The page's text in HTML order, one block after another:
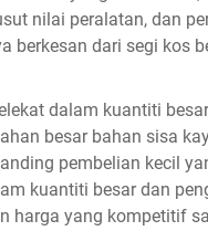
nilai peralatan, dan
berkesan dari segi kos
dalam kuantiti
besar bahan sisa
pembelian kecil
kuantiti besar dan
harga yang kompetitif